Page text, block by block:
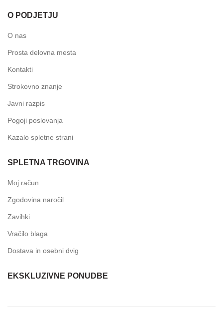
O PODJETJU
O nas
Prosta delovna mesta
Kontakti
Strokovno znanje
Javni razpis
Pogoji poslovanja
Kazalo spletne strani
SPLETNA TRGOVINA
Moj račun
Zgodovina naročil
Zavihki
Vračilo blaga
Dostava in osebni dvig
EKSKLUZIVNE PONUDBE